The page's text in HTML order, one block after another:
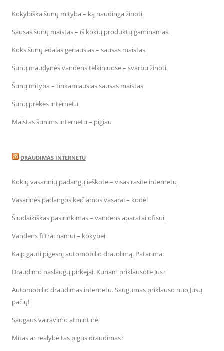
Kokybiška šunų mityba – ką naudinga žinoti
Sausas šunų maistas – iš kokių produktų gaminamas
Koks šunų ėdalas geriausias – sausas maistas
Šunų maudynės vandens telkiniuose – svarbu žinoti
Šunų mityba – tinkamiausias sausas maistas
Šunų prekės internetu
Maistas šunims internetu – pigiau
DRAUDIMAS INTERNETU
Kokių vasarinių padangų ieškote – visas rasite internetu
Vasarinės padangos keičiamos vasarai – kodėl
Šiuolaikiškas pasirinkimas – vandens aparatai ofisui
Vandens filtrai namui – kokybei
Kaip gauti pigesnį automobilio draudimą. Patarimai
Draudimo paslaugų pirkėjai. Kuriam priklausote Jūs?
Automobilio draudimas internetu. Saugumas priklauso nuo Jūsų
pačių!
Saugaus vairavimo atmintinė
Mitas ar realybė tas pigus draudimas?